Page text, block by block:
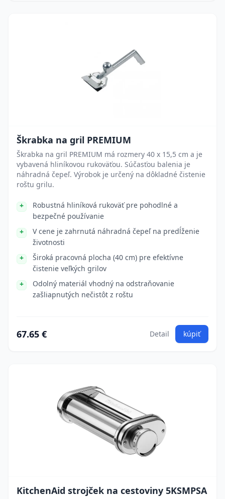
Škrabka na gril PREMIUM
Škrabka na gril PREMIUM má rozmery 40 x 15,5 cm a je
vybavená hliníkovou rukoväťou. Súčasťou balenia je
náhradná čepeľ. Výrobok je určený na dôkladné čistenie
roštu grilu.
Robustná hliníková rukoväť pre pohodlné a
bezpečné používanie
V cene je zahrnutá náhradná čepeľ na predĺženie
životnosti
Široká pracovná plocha (40 cm) pre efektívne
čistenie veľkých grilov
Odolný materiál vhodný na odstraňovanie
zašliapnutých nečistôt z roštu
67.65 € Detail kúpiť
KitchenAid strojček na cestoviny 5KSMPSA